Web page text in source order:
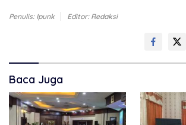
Penulis: Ipunk Editor: Redaksi
Baca Juga